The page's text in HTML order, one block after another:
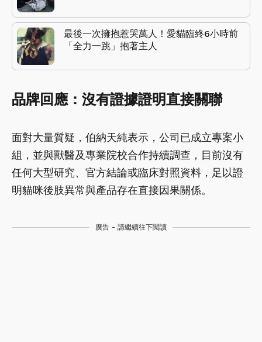
最後一次擁抱惹哭萬人！愛貓臨終6小時前
「全力一跳」抱著主人
品牌回應：沒有證據證明直接關聯
面對大量質疑，伯納天純表示，公司已成立專案小
組，並與獸醫及專業院校合作持續調查，目前沒有
任何大型研究、官方結論或臨床對照資料，足以證
明貓咪後肢異常與產品存在直接因果關係。
廣告 - 請繼續往下閱讀